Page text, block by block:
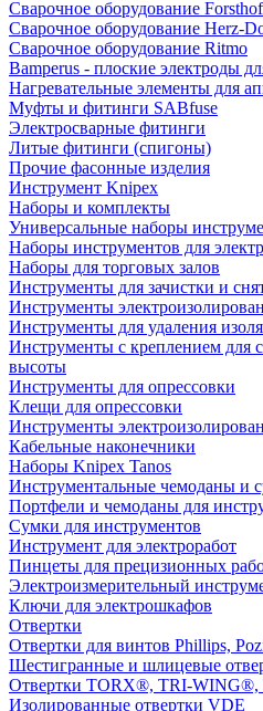
Сварочное оборудование
Сварочное оборудование Herz-
Сварочное оборудование Ritmo
Bamperus - плоские электроды
Нагревательные элементы для
Муфты и фитинги SABfuse
Электросварные фитинги
Литые фитинги (спигоны)
Прочие фасонные изделия
Инструмент Knipex
Наборы и комплекты
Универсальные наборы
Наборы инструментов для
Наборы для торговых залов
Инструменты для зачистки и
Инструменты
Инструменты для удаления
Инструменты с креплением для
высоты
Инструменты для опрессовки
Клещи для опрессовки
Инструменты
Кабельные наконечники
Наборы Knipex Tanos
Инструментальные чемоданы и
Портфели и чемоданы для
Сумки для инструментов
Инструмент для электроработ
Пинцеты для прецизионных
Электроизмерительный
Ключи для электрошкафов
Отвертки
Отвертки для винтов Phillips,
Шестигранные и шлицевые
Отвертки TORX®, TRI-WING®,
Изолированные отвертки VDE